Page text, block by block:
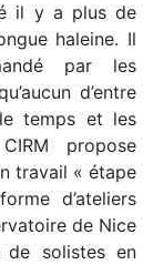
il y a plus de
haleine. Il
par les
d’entre
le temps et les
propose
travail « étape
d’ateliers
de Nice
solistes en